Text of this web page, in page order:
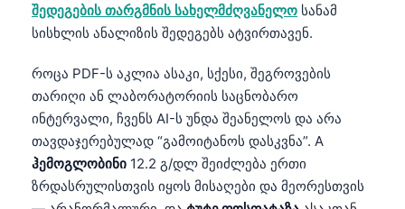
შედეგების თარგმნის სახელმძღვანელო სანამ
სისხლის ანალიზის შედეგებს ატვირთავენ.
როცა PDF-ს აკლია ასაკი, სქესი, შეგროვების
თარიღი ან ლაბორატორიის საცნობარო
ინტერვალი, ჩვენს AI-ს უნდა შეანელოს და არა
თავდაჯერებულად “გამოიტანოს დასკვნა”. A
ჰემოგლობინი 12.2 გ/დლ შეიძლება ერთი
ზრდასრულისთვის იყოს მისაღები და მეორესთვის